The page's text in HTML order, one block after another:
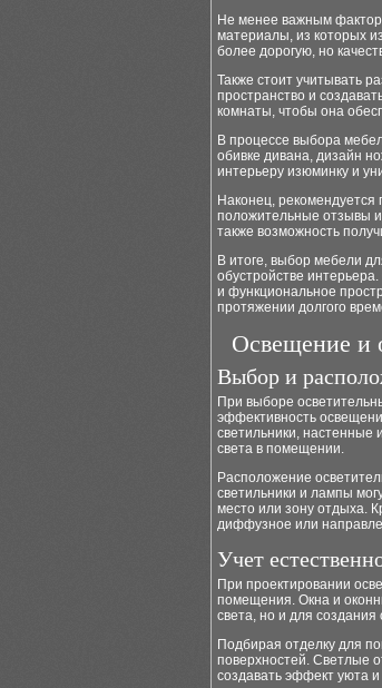
Не менее важным
материалы, из которых
более дорогую, но
Также стоит учитывать
пространство и
комнаты, чтобы она
В процессе выбора
обивке дивана, дизайн
интерьеру изюминку и
Наконец,
положительные отзывы
также возможность
В итоге, выбор мебели
обустройстве
и функциональное
протяжении долгого
Освещение и
Выбор и
При выборе
эффективность
светильники, настенные
света в помещении.
Расположение
светильники и лампы
место или зону отдыха.
диффузное или
Учет
При проектировании
помещения. Окна и
света, но и для
Подбирая отделку для
поверхностей. Светлые
создавать эффект уюта